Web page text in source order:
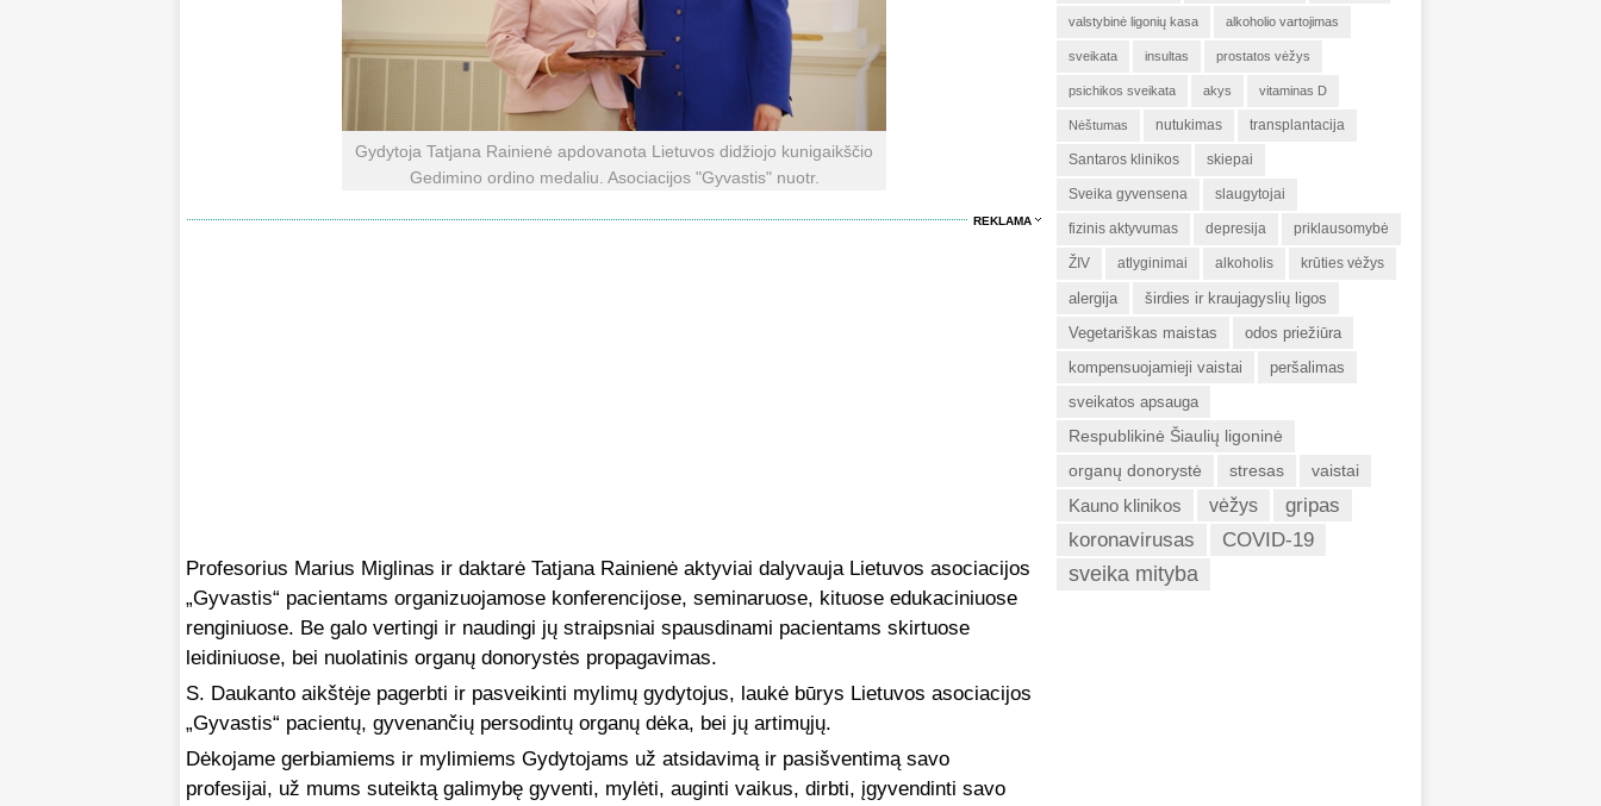
Gydytoja Tatjana Rainienė apdovanota Lietuvos didžiojo kunigaikščio
Gedimino ordino medaliu. Asociacijos "Gyvastis" nuotr.
REKLAMA
Profesorius Marius Miglinas ir daktarė Tatjana Rainienė aktyviai dalyvauja Lietuvos asociacijos
„Gyvastis“ pacientams organizuojamose konferencijose, seminaruose, kituose edukaciniuose
renginiuose. Be galo vertingi ir naudingi jų straipsniai spausdinami pacientams skirtuose
leidiniuose, bei nuolatinis organų donorystės propagavimas.
S. Daukanto aikštėje pagerbti ir pasveikinti mylimų gydytojus, laukė būrys Lietuvos asociacijos
„Gyvastis“ pacientų, gyvenančių persodintų organų dėka, bei jų artimųjų.
Dėkojame gerbiamiems ir mylimiems Gydytojams už atsidavimą ir pasišventimą savo
profesijai, už mums suteiktą galimybę gyventi, mylėti, auginti vaikus, dirbti, įgyvendinti savo
valstybinė ligonių kasa alkoholio vartojimas
sveikata insultas prostatos vėžys
psichikos sveikata akys vitaminas D
Nėštumas nutukimas transplantacija
Santaros klinikos skiepai
Sveika gyvensena slaugytojai
fizinis aktyvumas depresija priklausomybė
ŽIV atlyginimai alkoholis krūties vėžys
alergija
širdies ir kraujagyslių ligos
Vegetariškas maistas
odos priežiūra
kompensuojamieji vaistai
peršalimas
sveikatos apsauga
Respublikinė Šiaulių ligoninė
organų donorystė
stresas vaistai
Kauno klinikos vėžys
gripas
koronavirusas
COVID-19
sveika mityba